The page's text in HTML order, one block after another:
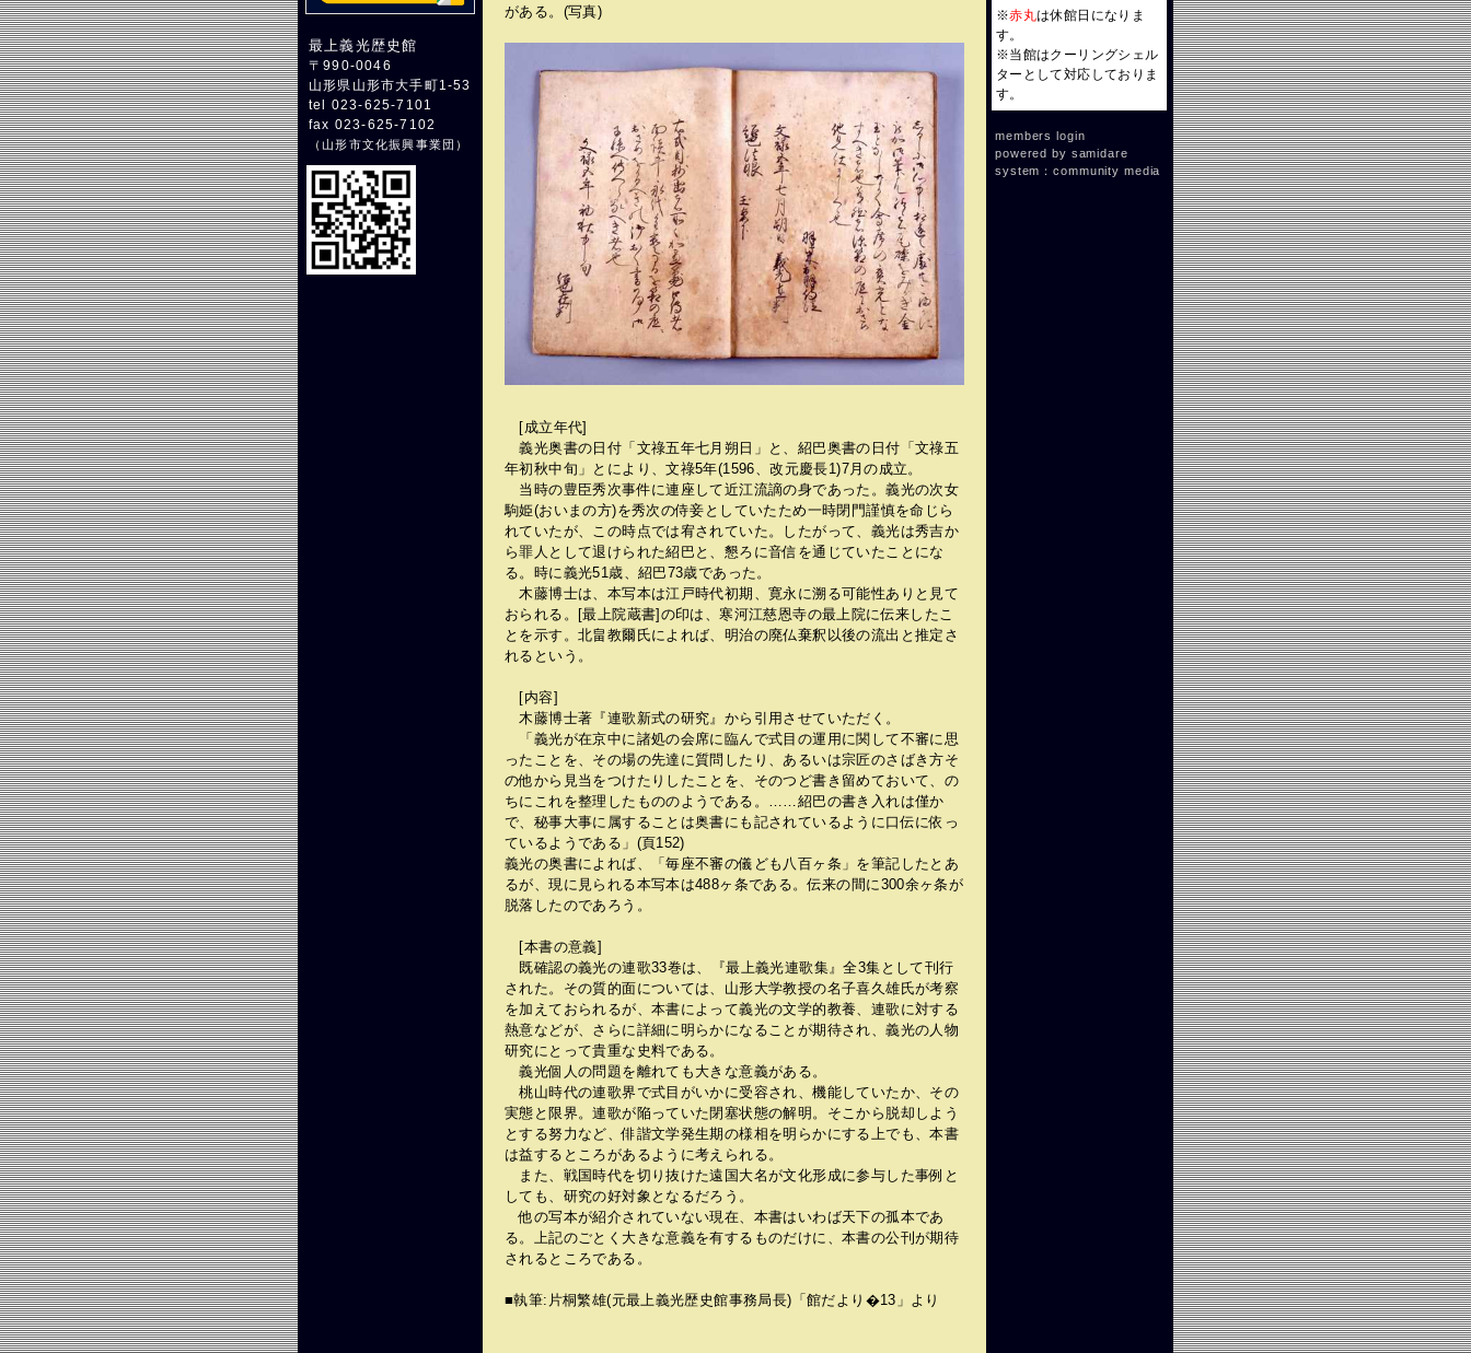
最上義光歴史館
〒990-0046
山形県山形市大手町1-53
tel 023-625-7101
fax 023-625-7102
（山形市文化振興事業団 ）
がある。(写真)
[成立年代]
義光奥書の日付「文祿五年七月朔日」と、紹巴奥書の日付「文祿五
年初秋中旬」とにより、文祿5年(1596、改元慶長1)7月の成立。
当時の豊臣秀次事件に連座して近江流謫の身であった。義光の次女
駒姫(おいまの方)を秀次の侍妾としていたため一時閉門謹慎を命じら
れていたが、この時点では宥されていた。したがって、義光は秀吉か
ら罪人として退けられた紹巴と、懇ろに音信を通じていたことにな
る。時に義光51歳、紹巴73歳であった。
木藤博士は、本写本は江戸時代初期、寛永に溯る可能性ありと見て
おられる。[最上院蔵書]の印は、寒河江慈恩寺の最上院に伝来したこ
とを示す。北畠教爾氏によれば、明治の廃仏棄釈以後の流出と推定さ
れるという。
[内容]
木藤博士著『連歌新式の研究』から引用させていただく。
「義光が在京中に諸処の会席に臨んで式目の運用に関して不審に思
ったことを、その場の先達に質問したり、あるいは宗匠のさばき方そ
の他から見当をつけたりしたことを、そのつど書き留めておいて、の
ちにこれを整理したもののようである。……紹巴の書き入れは僅か
で、秘事大事に属することは奥書にも記されているように口伝に依っ
ているようである」(頁152)
義光の奥書によれば、「毎座不審の儀ども八百ヶ条」を筆記したとあ
るが、現に見られる本写本は488ヶ条である。伝来の間に300余ヶ条が
脱落したのであろう。
[本書の意義]
既確認の義光の連歌33巻は、『最上義光連歌集』全3集として刊行
された。その質的面については、山形大学教授の名子喜久雄氏が考察
を加えておられるが、本書によって義光の文学的教養、連歌に対する
熱意などが、さらに詳細に明らかになることが期待され、義光の人物
研究にとって貴重な史料である。
義光個人の問題を離れても大きな意義がある。
桃山時代の連歌界で式目がいかに受容され、機能していたか、その
実態と限界。連歌が陥っていた閉塞状態の解明。そこから脱却しよう
とする努力など、俳諧文学発生期の様相を明らかにする上でも、本書
は益するところがあるように考えられる。
また、戦国時代を切り抜けた遠国大名が文化形成に参与した事例と
しても、研究の好対象となるだろう。
他の写本が紹介されていない現在、本書はいわば天下の孤本であ
る。上記のごとく大きな意義を有するものだけに、本書の公刊が期待
されるところである。
■執筆:片桐繁雄(元最上義光歴史館事務局長)「館だより�13」より
※赤丸は休館日になりま
す。
※当館はクーリングシェル
ターとして対応しておりま
す。
members login
powered by samidare
system：community media